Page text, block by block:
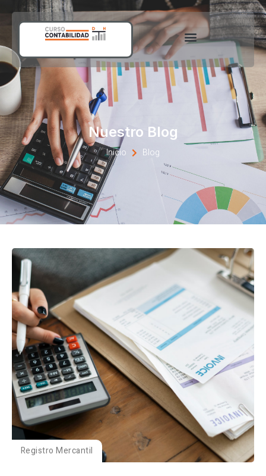
Nuestro Blog
Inicio Blog
Registro Mercantil